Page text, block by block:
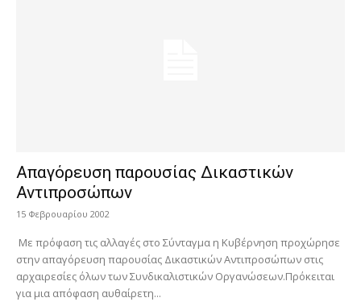
Απαγόρευση παρουσίας Δικαστικών
Αντιπροσώπων
15 Φεβρουαρίου 2002
Με πρόφαση τις αλλαγές στο Σύνταγμα η Κυβέρνηση προχώρησε
στην απαγόρευση παρουσίας Δικαστικών Αντιπροσώπων στις
αρχαιρεσίες όλων των Συνδικαλιστικών Οργανώσεων.Πρόκειται
για μια απόφαση αυθαίρετη...